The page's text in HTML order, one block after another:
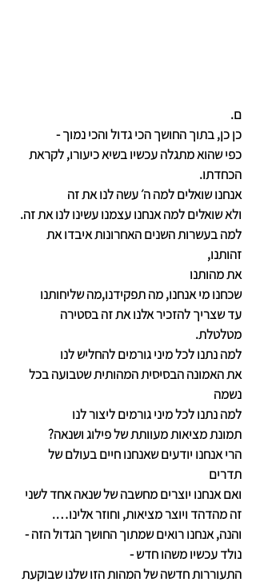
ם.
כן כן, בתוך החושך הכי גדול והכי נמוך -
כפי שהוא מתגלה עכשיו בשיא כיעורו, לקראת
הכחדתו.
אנחנו שואלים למה ה׳ עשה לנו את זה
ולא שואלים למה אנחנו עצמנו עשינו לנו את זה.
למה בעשרות השנים האחרונות איבדו את
זהותנו,
את מהותנו
שכחנו מי אנחנו, מה תפקידנו,מה שליחותנו
עד שצריך להזכיר אלנו את זה בסטירה
מטלטלת.
למה נתנו לכל מיני גורמים להחליש לנו
את האמונה הבסיסית המהותית שטבועה בכל
נשמה
למה נתנו לכל מיני גורמים ליצור לנו
תמונת מציאות מעוותת של פילוג ושנאה?
הרי אנחנו יודעים שאנחנו חיים בעולם של
תדרים
ואם אנחנו יוצרים מחשבה של שנאה אחד לשני
זה מהדהד ויוצר מציאות, וחוזר אלינו….
והנה, אנחנו רואים שמתוך החושך הגדול הזה -
נולד עכשיו משהו חדש -
התעוררות חדשה של המהות הזו שלנו שבוקעת